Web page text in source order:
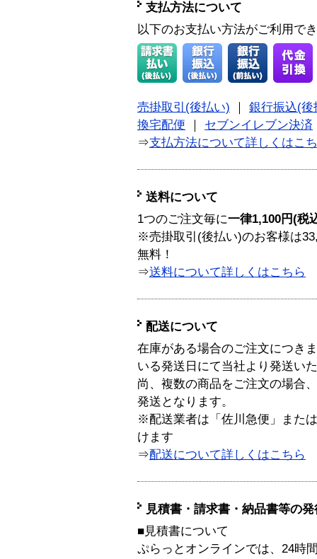
支払方法について
以下のお支払い方法がご利用で
売掛取引(後払い)
銀行振込(後
換宅配便
セブンイレブン決済
⇒支払方法について詳しくはこ
送料について
1つのご注文毎に一律1,100円(税
※売掛取引(後払い)のお客様は
無料！
⇒送料について詳しくはこちら
配送について
在庫がある場合のご注文につき
いる発送日にて当社より発送い
尚、複数の商品をご注文の場合
発送となります。
※配送業者は「佐川急便」また
けます
⇒配送について詳しくはこちら
見積書・請求書・納品書等の
■見積書について
ぷらっとオンラインでは、24時